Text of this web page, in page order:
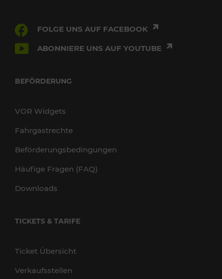
FOLGE UNS AUF FACEBOOK
ABONNIERE UNS AUF YOUTUBE
BEFÖRDERUNG
VOR Widgets
Fahrgastrechte
Beförderungsbedingungen
Häufige Fragen (FAQ)
Downloads
TICKETS & TARIFE
Ticket Übersicht
Verkaufsstellen